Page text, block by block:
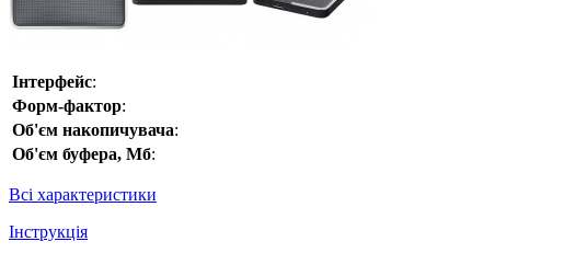
Інтерфейс:
Форм-фактор:
Об'єм накопичувача:
Об'єм буфера, Мб:
Всі характеристики
Інструкція